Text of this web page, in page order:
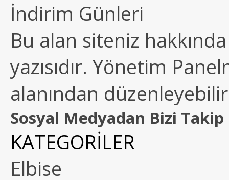
İndirim Günleri
Bu alan siteniz
yazısıdır. Yönetim
alanından
Sosyal Medyadan Bizi Takip
KATEGORİLER
Elbise